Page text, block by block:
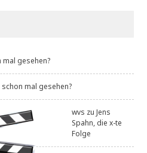
mal gesehen?
schon mal gesehen?
wvs zuJens
Spahn, die x-te
Folge